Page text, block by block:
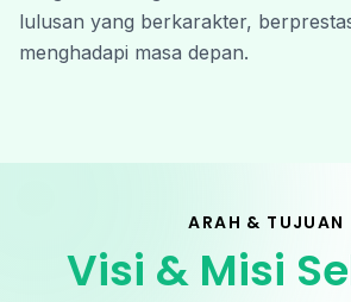
lulusan yang berkarakter,
menghadapi masa depan.
ARAH & TUJUAN
Visi & Misi